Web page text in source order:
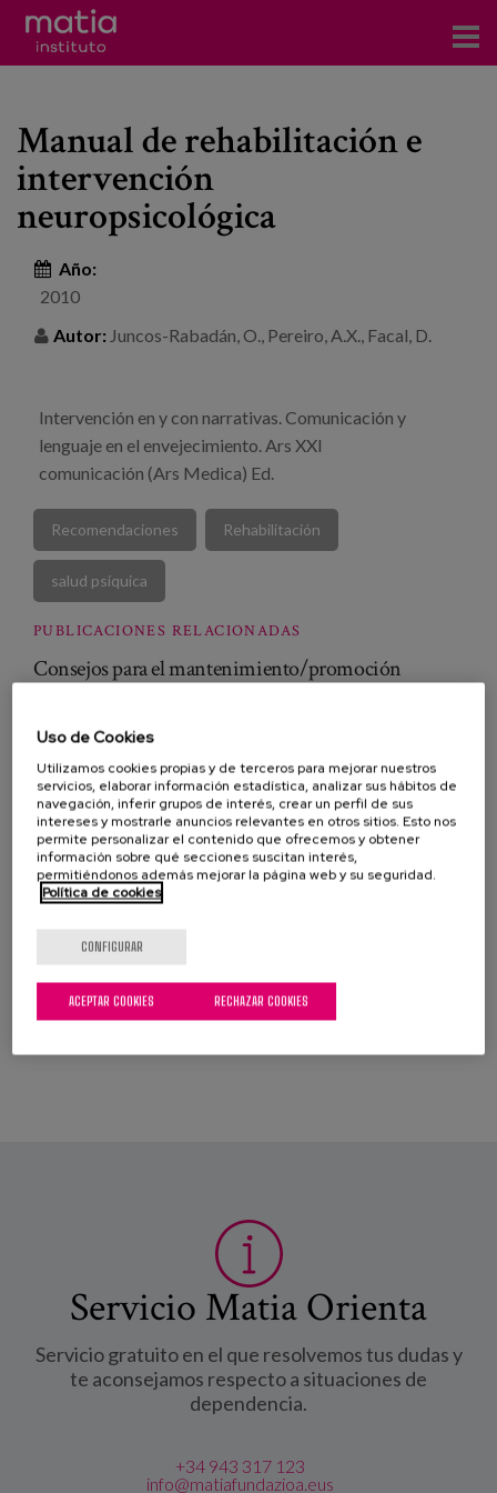
Investigación
Publicaciones
Participación en foros
Consultoría
Formación
Noticias
Prensa
Trabaja con nosotros
Manual de rehabilitación e
intervención
neuropsicológica
Año:
2010
Autor: Juncos-Rabadán, O., Pereiro, A.X., Facal, D.
Intervención en y con narrativas. Comunicación y
lenguaje en el envejecimiento. Ars XXI
comunicación (Ars Medica) Ed.
Recomendaciones Rehabilitación
salud psíquica
PUBLICACIONES RELACIONADAS
Consejos para el mantenimiento/promoción
Psychosocial factors and caregivers' distress: Effects
of familism and dysfunctional thoughts
Mapa nacional de unidades de recuperación
funcional. FUN-RUN-Map
Recursos sobre el envejecimiento
Servicio Matia Orienta
Servicio gratuito en el que resolvemos tus dudas y
te aconsejamos respecto a situaciones de
dependencia.
+34 943 317 123
info@matiafundazioa.eus
Uso de Cookies
Utilizamos cookies propias y de terceros para mejorar nuestros
servicios, elaborar información estadística, analizar sus hábitos de
navegación, inferir grupos de interés, crear un perfil de sus
intereses y mostrarle anuncios relevantes en otros sitios. Esto nos
permite personalizar el contenido que ofrecemos y obtener
información sobre qué secciones suscitan interés,
permitiéndonos además mejorar la página web y su seguridad.
Política de cookies
CONFIGURAR
RECHAZAR COOKIES
ACEPTAR COOKIES